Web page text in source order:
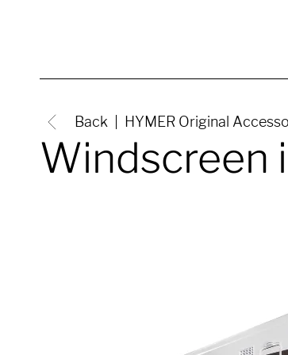
Back HYMER Original
Windscreen